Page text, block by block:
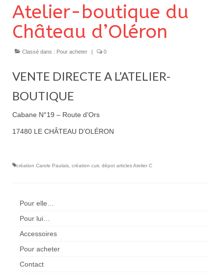
Atelier-boutique du
Château d’Oléron
Classé dans : Pour acheter | 0
VENTE DIRECTE A L’ATELIER-
BOUTIQUE
Cabane N°19 – Route d’Ors
17480 LE CHÂTEAU D’OLÉRON
création Carole Paulais création cuir, dépot articles Atelier C
Pour elle…
Pour lui…
Accessoires
Pour acheter
Contact